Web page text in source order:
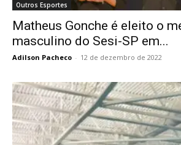
Outros Esportes
Matheus Gonche é eleito o
masculino do Sesi-SP em...
Adilson Pacheco - 12 de dezembro de 2022